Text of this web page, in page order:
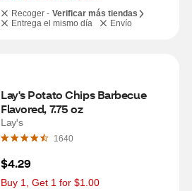
Recoger - Verificar más tiendas
Entrega el mismo día
Envío
Lay's Potato Chips Barbecue
Flavored, 7.75 oz
Lay's
1640
$4.29
Buy 1, Get 1 for $1.00